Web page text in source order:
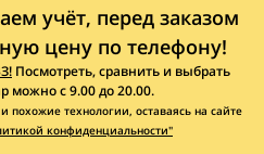
учёт, перед заказом
цену по телефону!
Посмотреть, сравнить и выбрать
можно с 9.00 до 20.00.
похожие технологии, оставаясь на сайте
конфиденциальности"